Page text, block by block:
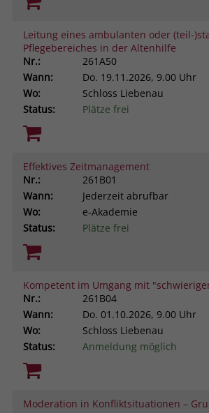
Leitung eines ambulanten oder (teil-
Pflegebereiches in der Altenhilfe
Nr.:
261A50
Wann:
Do. 19.11.2026, 9.00 Uhr
Wo:
Schloss Liebenau
Status:
Plätze frei
Effektives Zeitmanagement
Nr.:
261B01
Wann:
Jederzeit abrufbar
Wo:
e-Akademie
Status:
Plätze frei
Kompetent im Umgang mit
Nr.:
261B04
Wann:
Do. 01.10.2026, 9.00 Uhr
Wo:
Schloss Liebenau
Status:
Anmeldung möglich
Moderation in Konfliktsituationen –